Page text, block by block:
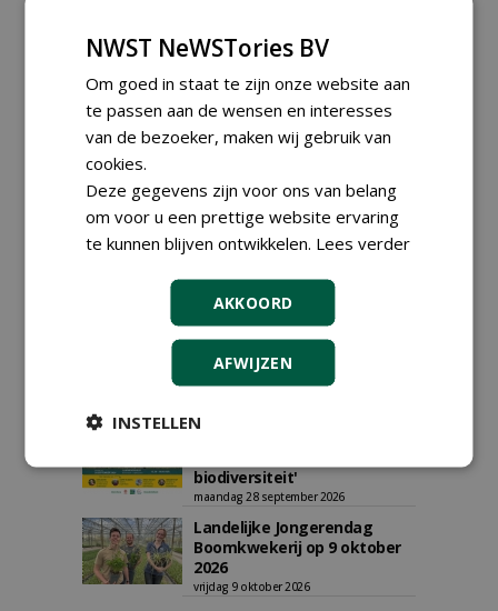
plaatsen via zijn eigen account.
Plaats een gratis advertentie
AGENDA
Vakdag 'All About Annuals'
zet eenjarige planten
centraal in Appeltern
donderdag 27 augustus 2026
DCM Innovation Expo op 1 en
2 september 2026
t/m woensdag 2 september 2026
Data Innovatiedagen
Boomkwekerij bekend
biodiversiteit'
maandag 28 september 2026
Landelijke Jongerendag
Boomkwekerij op 9 oktober
2026
vrijdag 9 oktober 2026
NWST NeWSTories BV
Om goed in staat te zijn onze website aan
te passen aan de wensen en interesses
van de bezoeker, maken wij gebruik van
cookies.
Deze gegevens zijn voor ons van belang
om voor u een prettige website ervaring
te kunnen blijven ontwikkelen. Lees verder
AKKOORD
AFWIJZEN
INSTELLEN